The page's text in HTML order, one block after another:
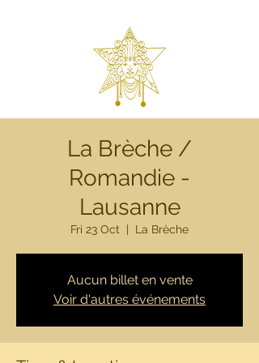
La Brèche /
Romandie -
Lausanne
Fri 23 Oct La Brèche
Aucun billet en vente
Voir d'autres événements